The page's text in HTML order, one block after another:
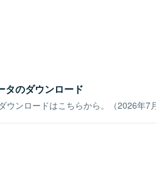
タのダウンロード
ウンロードはこちらから。（2026年7